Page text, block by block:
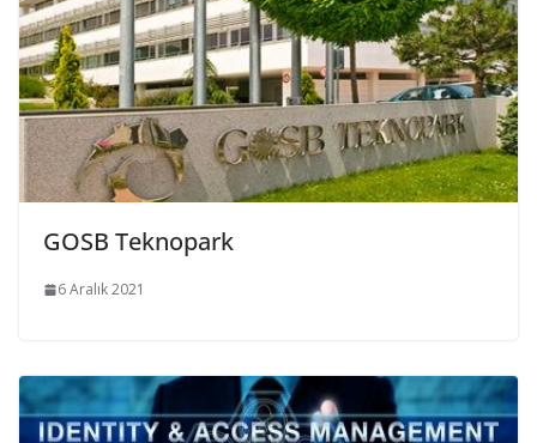
GOSB Teknopark
6 Aralık 2021